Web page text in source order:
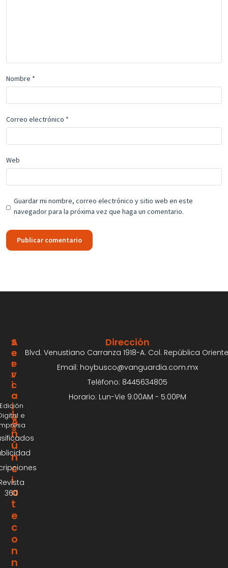
Nombre *
Correo electrónico *
Web
Guardar mi nombre, correo electrónico y sitio web en este
navegador para la próxima vez que haga un comentario.
¡
A
n
ú
n
c
i
a
t
e
c
o
n
n
S
E
R
V
I
C
I
O
S
360
A
C
E
R
C
A
e
Dirección
Blvd. Venustiano Carranza 1918-A. Col. República
Email: hoybusco@vanguardia.com.mx
Teléfono: 8445634805
Horario: Lun-Vie 9:00AM - 5:00PM